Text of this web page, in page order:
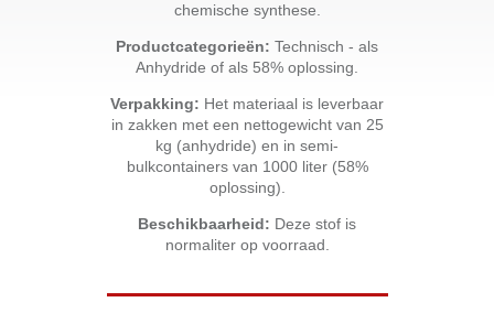
chemische synthese.
Productcategorieën: Technisch - als
Anhydride of als 58% oplossing.
Verpakking: Het materiaal is leverbaar
in zakken met een nettogewicht van 25
kg (anhydride) en in semi-
bulkcontainers van 1000 liter (58%
oplossing).
Beschikbaarheid: Deze stof is
normaliter op voorraad.